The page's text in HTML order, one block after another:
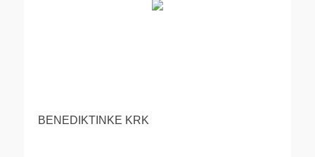
BENEDIKTINKE KRK